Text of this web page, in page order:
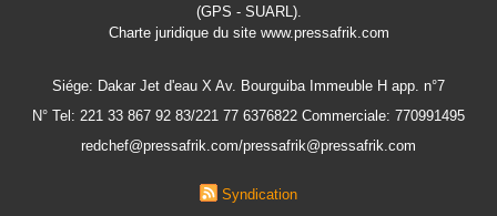
(GPS - SUARL).
Charte juridiquedu site www.pressafrik.com
Siége: Dakar Jet d'eau X Av. Bourguiba Immeuble H app. n°7
N° Tel: 221 33 867 92 83/221 77 6376822 Commerciale: 770991495
redchef@pressafrik.com/pressafrik@pressafrik.com
Syndication